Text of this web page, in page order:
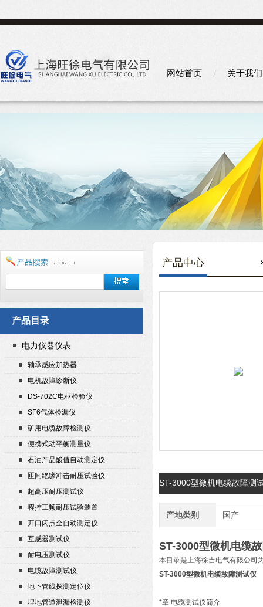
网站首页 关于我们
产品目录
电力仪器仪表
轴承感应加热器
电机故障诊断仪
DS-702C电枢检验仪
SF6气体检漏仪
矿用电缆故障检测仪
便携式动平衡测量仪
石油产品酸值自动测定仪
匝间绝缘冲击耐压试验仪
超高压耐压测试仪
程控工频耐压试验装置
开口闪点全自动测定仪
互感器测试仪
耐电压测试仪
电缆故障测试仪
地下管线探测定位仪
埋地管道泄漏检测仪
产品中心
ST-3000型微机电缆故障测
产地类别 国产
ST-3000型微机电缆
本目录是上海徐吉电气有限公司
ST-3000型微机电缆故障测试仪
*章 电缆测试仪简介